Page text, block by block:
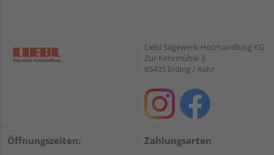
Liebl Sägewerk-Holzhandlung KG
Zur Kehrmühle 3
85435 Erding / Kehr
Öffnungszeiten: Zahlungsarten